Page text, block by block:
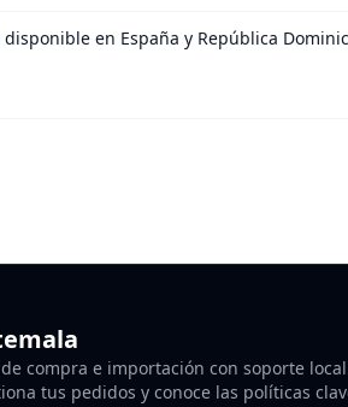
disponible en España y República
compra e importación con soporte
tus pedidos y conoce las políticas